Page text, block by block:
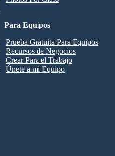
Para Equipos
Prueba Gratuita Para Equipos
Recursos de Negocios
Crear Para el Trabajo
Únete a mi Equipo